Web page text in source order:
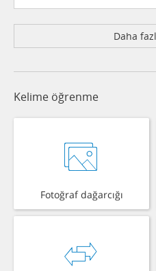
Daha
Kelime öğrenme
Fotoğraf dağarcığı